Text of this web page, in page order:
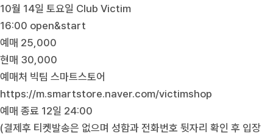
10월 14일 토요일 Club Victim
16:00 open&start
예매 25,000
현매 30,000
예매처 빅팀 스마트스토어
https://m.smartstore.naver.com/victimshop
예매 종료 12일 24:00
(결제후 티켓발송은 없으며 성함과 전화번호 뒷자리 확인 후 입장